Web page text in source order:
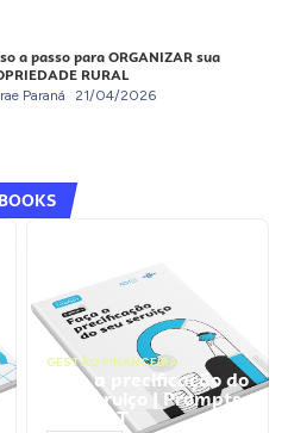
a passo para ORGANIZAR sua
RURAL
Paraná 21/04/2026
GESTÃO FINANCEIRA
Faça a precificação do
seu serviço | Prompts
ChatGPT